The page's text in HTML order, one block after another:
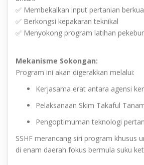
✅ Membekalkan input pertanian
✅ Berkongsi kepakaran teknikal
✅ Menyokong program latihan
Mekanisme Sokongan:
Program ini akan digerakkan melalui:
Kerjasama erat antara agensi
Pelaksanaan Skim Takaful
Pengoptimuman teknologi
SSHF merancang siri program khusus
di enam daerah fokus bermula suku